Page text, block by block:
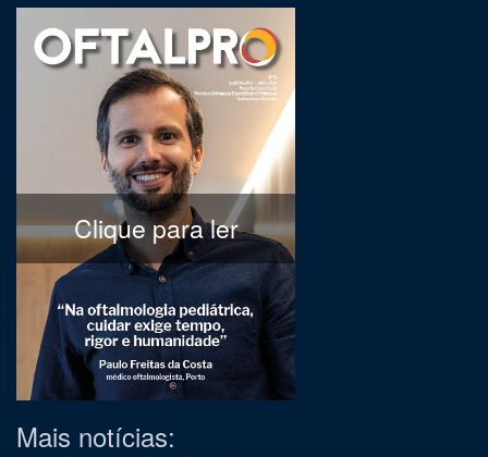
Clique para ler
Mais notícias: